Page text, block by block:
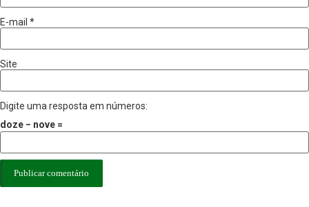
E-mail *
Site
Digite uma resposta em números:
doze − nove =